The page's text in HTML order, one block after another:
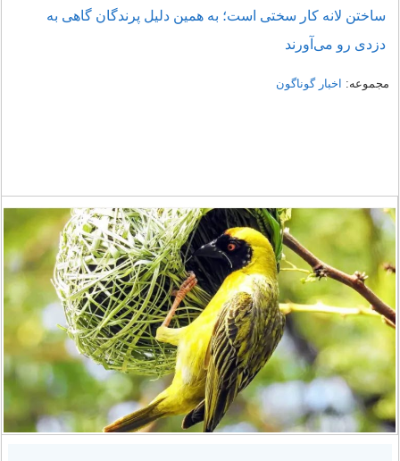
ساختن لانه کار سختی است؛ به همین دلیل پرندگان گاهی به
دزدی رو می‌آورند
مجموعه: اخبار گوناگون